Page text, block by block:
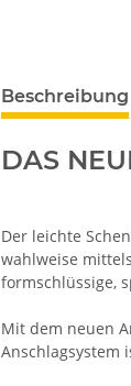
Beschreibung
DAS
Der leichte
wahlweise
formschlüssige,
Mit dem neuen
Anschlagsystem